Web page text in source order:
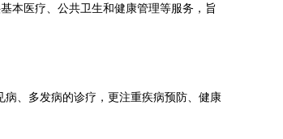
本医疗、公共卫生和健康管理等服务，旨
病、多发病的诊疗，更注重疾病预防、健康